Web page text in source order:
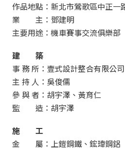
作品地點：新北市鶯歌區中正一
業 主：鄧建明
主要用途：機車賽事交流俱樂部
建 築
事 務 所：壹式設計整合有限公司
主 持 人：吳俊儒
參 與 者：胡宇澤、黃育仁
監 造：胡宇澤
施 工
金
屬：上鎧鋼鐵、鋐瑋鋼鋁